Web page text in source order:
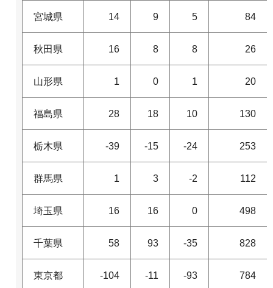
宮城県 14 9 5 84
秋田県 16 8 8 26
山形県 1 0 1 20
福島県 28 18 10 130
栃木県 -39 -15 -24 253
群馬県 1 3 -2 112
埼玉県 16 16 0 498
千葉県 58 93 -35 828
東京都 -104 -11 -93 784